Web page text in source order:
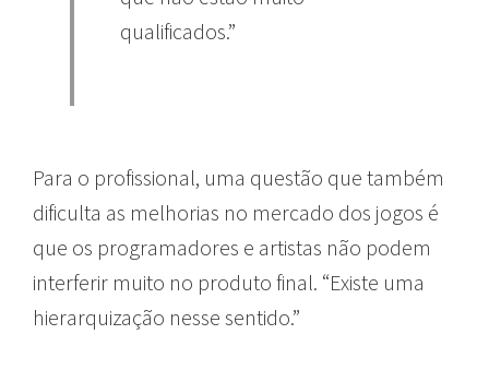
qualificados.”
Para o profissional, uma questão que também
dificulta as melhorias no mercado dos jogos é
que os programadores e artistas não podem
interferir muito no produto final. “Existe uma
hierarquização nesse sentido.”